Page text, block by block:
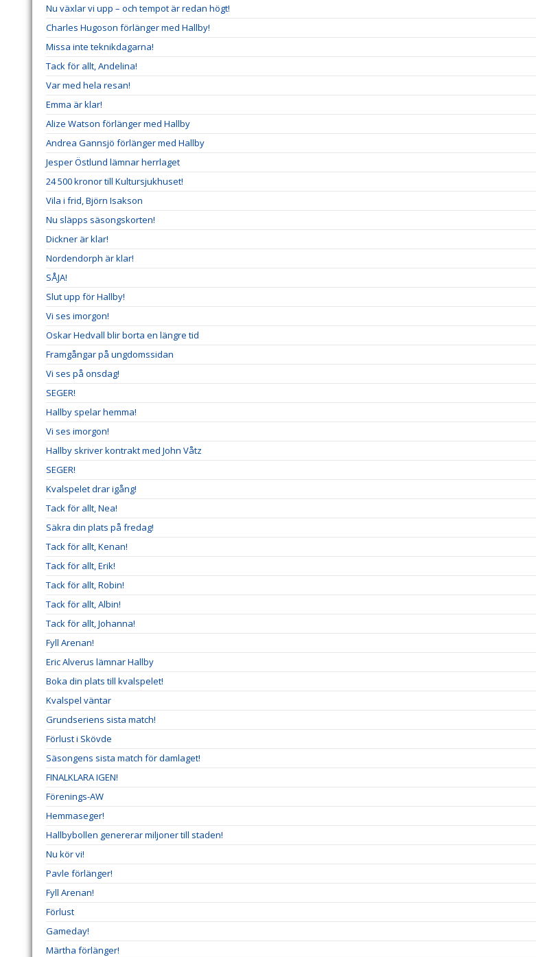
Nu växlar vi upp – och tempot är redan högt!
Charles Hugoson förlänger med Hallby!
Missa inte teknikdagarna!
Tack för allt, Andelina!
Var med hela resan!
Emma är klar!
Alize Watson förlänger med Hallby
Andrea Gannsjö förlänger med Hallby
Jesper Östlund lämnar herrlaget
24 500 kronor till Kultursjukhuset!
Vila i frid, Björn Isakson
Nu släpps säsongskorten!
Dickner är klar!
Nordendorph är klar!
SÅJA!
Slut upp för Hallby!
Vi ses imorgon!
Oskar Hedvall blir borta en längre tid
Framgångar på ungdomssidan
Vi ses på onsdag!
SEGER!
Hallby spelar hemma!
Vi ses imorgon!
Hallby skriver kontrakt med John Våtz
SEGER!
Kvalspelet drar igång!
Tack för allt, Nea!
Säkra din plats på fredag!
Tack för allt, Kenan!
Tack för allt, Erik!
Tack för allt, Robin!
Tack för allt, Albin!
Tack för allt, Johanna!
Fyll Arenan!
Eric Alverus lämnar Hallby
Boka din plats till kvalspelet!
Kvalspel väntar
Grundseriens sista match!
Förlust i Skövde
Säsongens sista match för damlaget!
FINALKLARA IGEN!
Förenings-AW
Hemmaseger!
Hallbybollen genererar miljoner till staden!
Nu kör vi!
Pavle förlänger!
Fyll Arenan!
Förlust
Gameday!
Märtha förlänger!